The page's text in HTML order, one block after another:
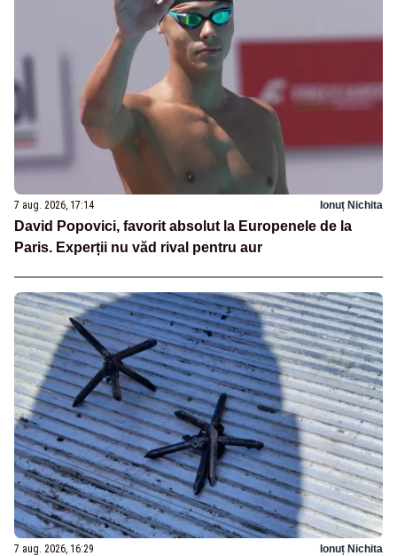
7 aug. 2026, 17:14 Ionuț Nichita
David Popovici, favorit absolut la Europenele de la
Paris. Experții nu văd rival pentru aur
7 aug. 2026, 16:29 Ionuț Nichita